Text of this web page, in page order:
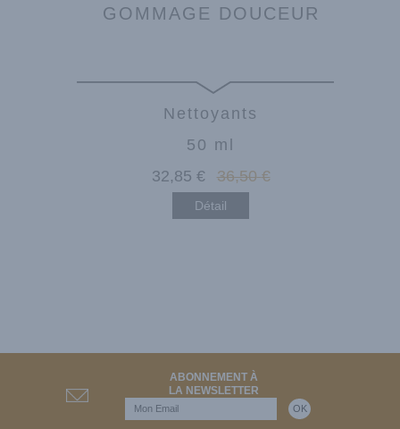
GOMMAGE DOUCEUR
Nettoyants
50 ml
32,85 € 36,50 €
Détail
ABONNEMENT À
LA NEWSLETTER